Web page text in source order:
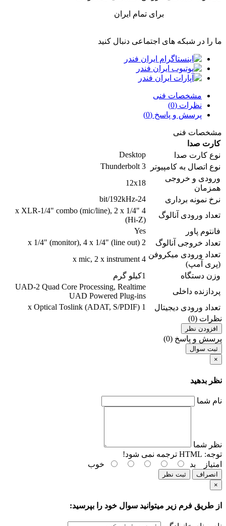
برای تمام ایران
ما را در شبکه های اجتماعی دنبال کنید
مشخصات فنی
نظرات (0)
پرسش و پاسخ (0)
مشخصات فنی
کارت صدا
نوع کارت صدا
Desktop
نوع اتصال به کامپیوتر
Thunderbolt 3
ورودی و خروجی
همزمان
12x18
نرخ نمونه برداری
24-bit/192kHz
تعداد ورودی آنالوگ
4 x XLR-1/4" combo (mic/line), 2 x 1/4"
(Hi-Z)
فانتوم پاور
Yes
تعداد خروجی آنالوگ
2 x 1/4" (monitor), 4 x 1/4" (line out)
تعداد ورودی میکروفن
(پری آمپ)
4 x mic, 2 x instrument
وزن دستگاه
1کیلو گرم
پردازنده داخلی
UAD-2 Quad Core Processing, Realtime
UAD Powered Plug-ins
تعداد ورودی دیجیتال
1 x Optical Toslink (ADAT, S/PDIF)
نظرات (0)
افزودن نظر
پرسش و پاسخ (0)
ثبت سوال
×
نظر بدهید
نام شما
نظر شما
توجه:
امتیاز
بد خوب
انصراف
ثبت نظر
×
از طریق فرم زیر میتوانید سوال خود را بپرسید: